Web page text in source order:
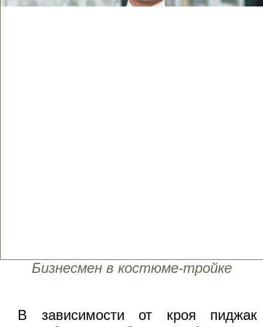
Бизнесмен в костюме-тройке
В зависимости от кроя пиджак